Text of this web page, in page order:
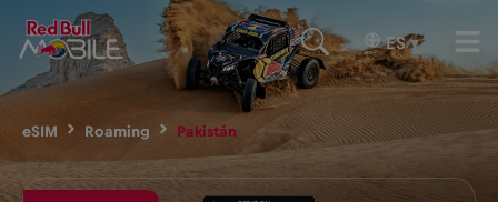
ES ▾
eSIM Roaming Pakistán